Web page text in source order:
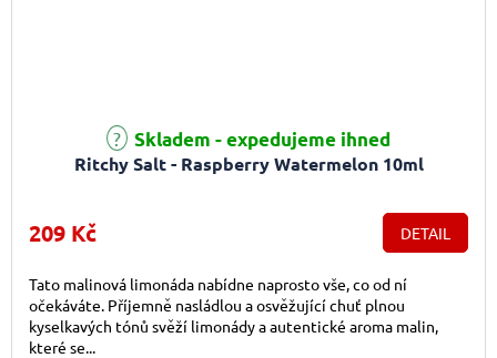
Ritchy Salt - Raspberry Watermelon 10ml
Skladem - expedujeme ihned
209 Kč DETAIL
Tato malinová limonáda nabídne naprosto vše, co od ní
očekáváte. Příjemně nasládlou a osvěžující chuť plnou
kyselkavých tónů svěží limonády a autentické aroma malin,
které se...